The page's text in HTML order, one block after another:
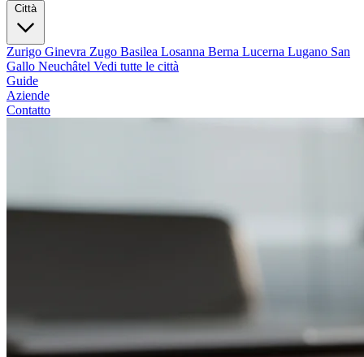
Città
Zurigo Ginevra Zugo Basilea Losanna Berna Lucerna Lugano San
Gallo Neuchâtel Vedi tutte le città
Guide
Aziende
Contatto